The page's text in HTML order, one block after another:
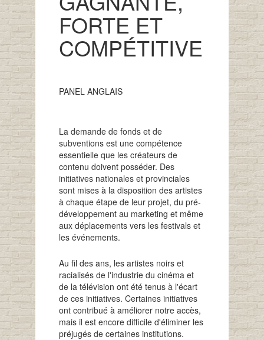
FORTE ET
COMPÉTITIVE
PANEL ANGLAIS
La demande de fonds et de
subventions est une compétence
essentielle que les créateurs de
contenu doivent posséder. Des
initiatives nationales et provinciales
sont mises à la disposition des artistes
à chaque étape de leur projet, du pré-
développement au marketing et même
aux déplacements vers les festivals et
les événements.
Au fil des ans, les artistes noirs et
racialisés de l'industrie du cinéma et
de la télévision ont été tenus à l'écart
de ces initiatives. Certaines initiatives
ont contribué à améliorer notre accès,
mais il est encore difficile d'éliminer les
préjugés de certaines institutions.